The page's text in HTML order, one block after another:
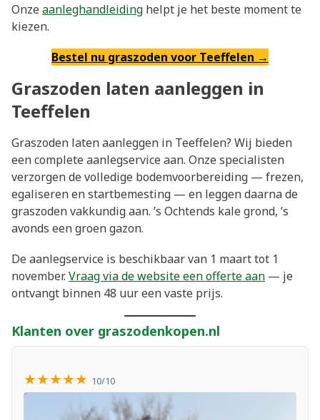
Onzeaanleghandleiding helpt je het beste moment te
kiezen.
Bestel nu graszoden voor Teeffelen →
Graszoden laten aanleggen in
Teeffelen
Graszoden laten aanleggen in Teeffelen? Wij bieden
een complete aanlegservice aan. Onze specialisten
verzorgen de volledige bodemvoorbereiding — frezen,
egaliseren en startbemesting — en leggen daarna de
graszoden vakkundig aan. ’s Ochtends kale grond, ’s
avonds een groen gazon.
De aanlegservice is beschikbaar van 1 maart tot 1
november.Vraag via de website een offerte aan — je
ontvangt binnen 48 uur een vaste prijs.
Klanten over graszodenkopen.nl
★★★★★ 10/10